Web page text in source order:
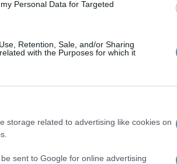
Personal Data for Targeted
Retention, Sale, and/or Sharing
with the Purposes for which it
storage related to advertising like cookies on
sent to Google for online advertising
A színész meghatottan
állami díj, amit nem
Híradónak az Esterházy irodalmi díj
stand, dedikáló írók és rengeteg